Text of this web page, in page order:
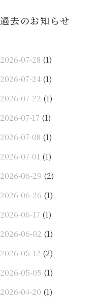
過去のお知らせ
2026-07-28 (1)
2026-07-24 (1)
2026-07-22 (1)
2026-07-17 (1)
2026-07-08 (1)
2026-07-01 (1)
2026-06-29 (2)
2026-06-26 (1)
2026-06-17 (1)
2026-06-02 (1)
2026-05-12 (2)
2026-05-05 (1)
2026-04-20 (1)